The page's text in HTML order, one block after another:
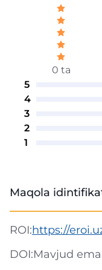
0 ta
5
4
3
2
1
Maqola
ROI:https://
DOI:Mavjud